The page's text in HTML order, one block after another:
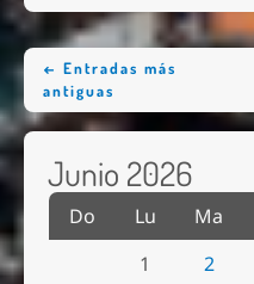
← Entradas más
antiguas
Junio 2026
Do Lu Ma
1
2